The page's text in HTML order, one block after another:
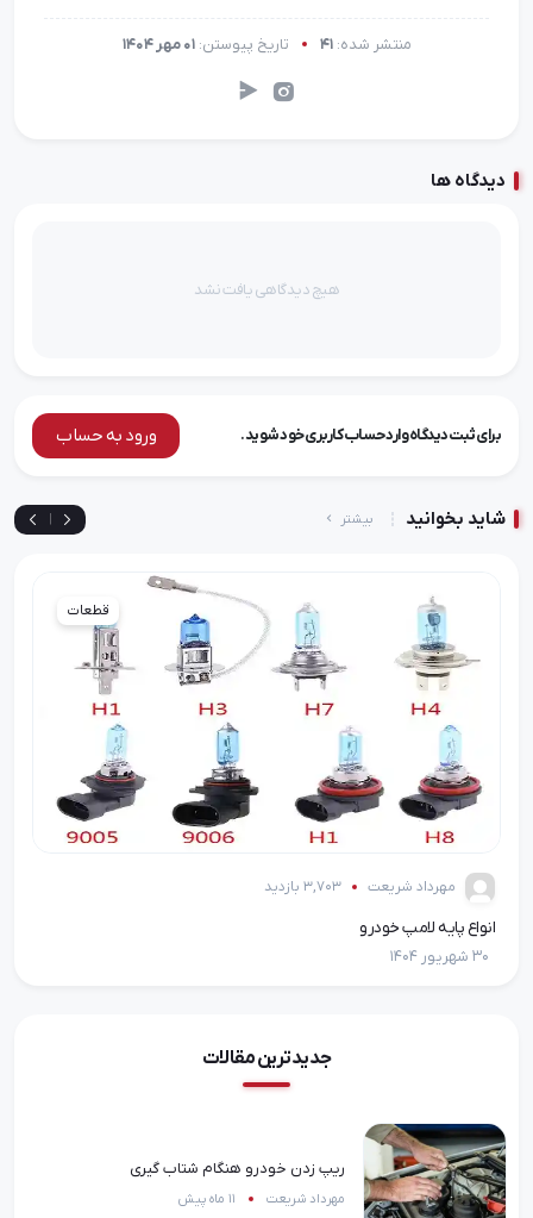
منتشر شده: 41 تاریخ پیوستن: 01 مهر 1404
دیدگاه ها
هیچ دیدگاهی یافت نشد
برای ثبت دیدگاه وارد حساب کاربری خود شوید. ورود به حساب
شاید بخوانید بیشتر
قطعات
مهرداد شریعت 3,703 بازدید
انواع پایه لامپ خودرو
جدیدترین مقالات
ریپ زدن خودرو هنگام شتاب گیری
مهرداد شریعت 11 ماه پیش